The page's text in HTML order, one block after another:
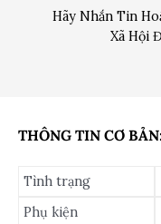
Hãy Nhắn Tin
Xã Hội
THÔNG TIN CƠ BẢN:
Tình trạng
Phụ kiện